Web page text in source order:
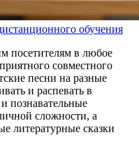
обучения
посетителям в любое
совместного
песни на разные
и распевать в
познавательные
сложности, а
литературные сказки